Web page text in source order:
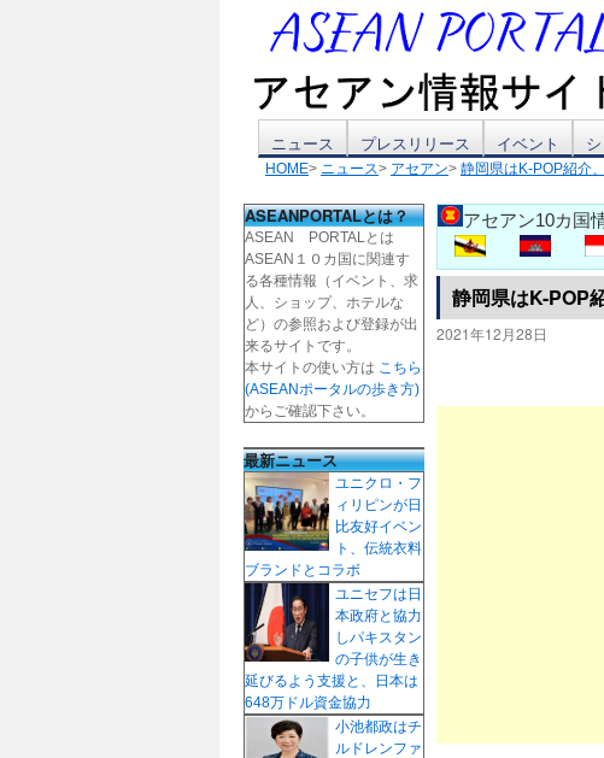
テ
ン
ツ
へ
ス
キ
ッ
プ
ニュース プレスリリース イベント
HOME> ニュース> アセアン> 静岡県はK-POP紹介
アセアン10カ国
静岡県はK-POP
2021年12月28日
ASEANPORTALとは？
ASEAN PORTALとは
ASEAN１０カ国に関連す
る各種情報（イベント、求
人、ショップ、ホテルな
ど）の参照および登録が出
来るサイトです。
本サイトの使い方は こちら
(ASEANポータルの歩き方)
からご確認下さい。
最新ニュース
ユニクロ・フ
ィリピンが日
比友好イベン
ト、伝統衣料
ブランドとコラボ
ユニセフは日
本政府と協力
しパキスタン
の子供が生き
延びるよう支援と、日本は
648万ドル資金協力
小池都政はチ
ルドレンファ